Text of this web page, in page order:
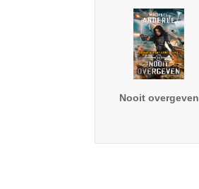
Nooit overgeven